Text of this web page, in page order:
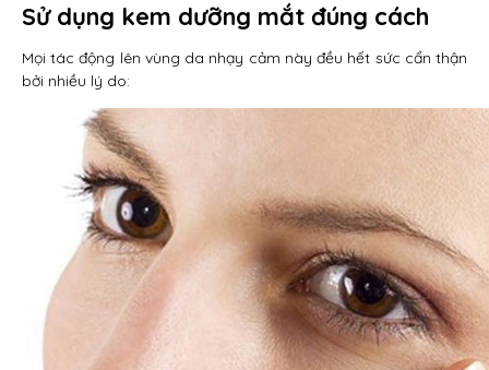
Sử dụng kem dưỡng mắt đúng cách
Mọi tác động lên vùng da nhạy cảm này đều hết sức cẩn thận
bởi nhiều lý do: